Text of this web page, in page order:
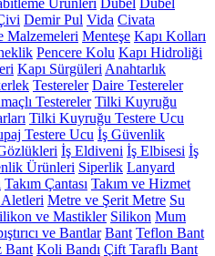
Ürünleri Dübel Dübel
Demir Pul Vida Civata
Malzemeleri Menteşe Kapı Kolları
Pencere Kolu Kapı Hidroliği
Kapı Sürgüleri Anahtarlık
Testereler Daire Testereler
Testereler Tilki Kuyruğu
Tilki Kuyruğu Testere Ucu
Testere Ucu İş Güvenlik
İş Eldiveni İş Elbisesi İş
Ürünleri Siperlik Lanyard
Takım Çantası Takım ve Hizmet
Metre ve Şerit Metre Su
ve Mastikler Silikon Mum
ve Bantlar Bant Teflon Bant
Bant Koli Bandı Çift Taraflı Bant